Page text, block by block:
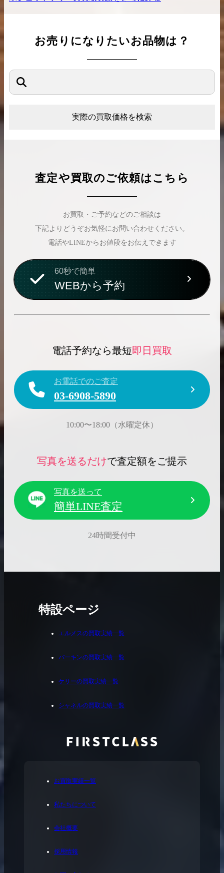
お売りになりたいお品物は？
実際の買取価格を検索
査定や買取のご依頼はこちら
お買取・ご予約などのご相談は
下記よりどうぞお気軽にお問い合わせください。
電話やLINEからお値段をお伝えできます
60秒で簡単
WEBから予約
電話予約なら最短即日買取
お電話でのご査定
03-6908-5890
10:00〜18:00（水曜定休）
写真を送るだけで査定額をご提示
写真を送って
簡単LINE査定
24時間受付中
お買取実績一覧
私たちについて
会社概要
採用情報
特設ページ
エルメスの買取実績一覧
バーキンの買取実績一覧
ケリーの買取実績一覧
シャネルの買取実績一覧